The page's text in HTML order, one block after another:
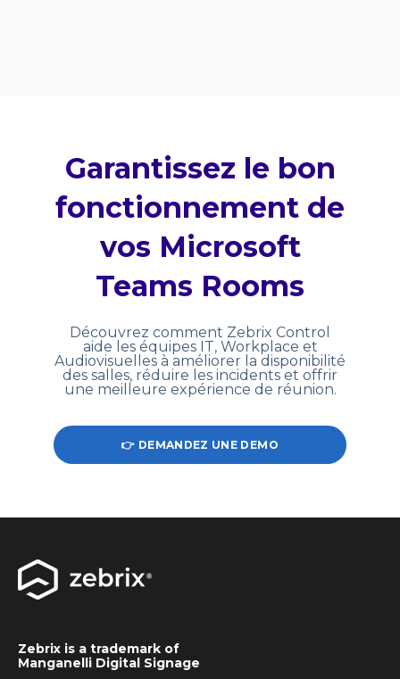
Garantissez le bon
fonctionnement de
vos Microsoft
Teams Rooms
Découvrez comment Zebrix Control
aide les équipes IT, Workplace et
Audiovisuelles à améliorer la disponibilité
des salles, réduire les incidents et offrir
une meilleure expérience de réunion.
👉 DEMANDEZ UNE DEMO
Zebrix is a trademark of
Manganelli Digital Signage